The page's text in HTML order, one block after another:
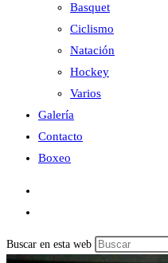
Basquet
Ciclismo
Natación
Hockey
Varios
Galería
Contacto
Boxeo
Buscar en esta web